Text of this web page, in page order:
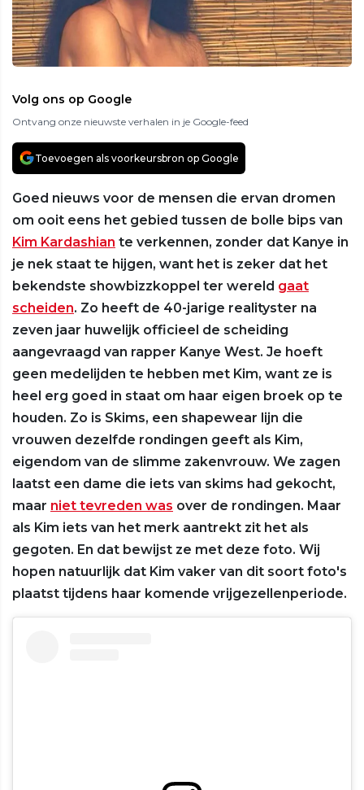
Volg ons op Google
Ontvang onze nieuwste verhalen in je Google-feed
Toevoegen als voorkeursbron op Google
Goed nieuws voor de mensen die ervan dromen
om ooit eens het gebied tussen de bolle bips van
Kim Kardashian te verkennen, zonder dat Kanye in
je nek staat te hijgen, want het is zeker dat het
bekendste showbizzkoppel ter wereld gaat
scheiden. Zo heeft de 40-jarige realityster na
zeven jaar huwelijk officieel de scheiding
aangevraagd van rapper Kanye West. Je hoeft
geen medelijden te hebben met Kim, want ze is
heel erg goed in staat om haar eigen broek op te
houden. Zo is Skims, een shapewear lijn die
vrouwen dezelfde rondingen geeft als Kim,
eigendom van de slimme zakenvrouw. We zagen
laatst een dame die iets van skims had gekocht,
maar niet tevreden was over de rondingen. Maar
als Kim iets van het merk aantrekt zit het als
gegoten. En dat bewijst ze met deze foto. Wij
hopen natuurlijk dat Kim vaker van dit soort foto's
plaatst tijdens haar komende vrijgezellenperiode.